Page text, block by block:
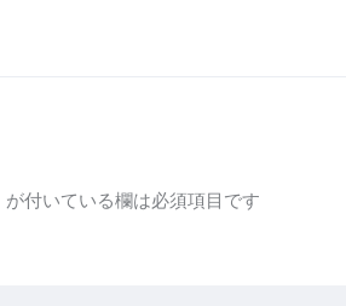
が付いている欄は必須項目です